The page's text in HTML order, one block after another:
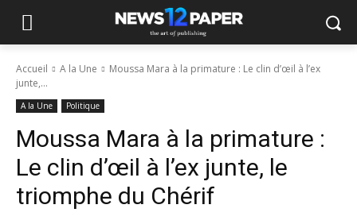
Accueil A la Une
Moussa Mara à la primature : Le clin d’œil à l’ex
junte,...
A la Une Politique
Moussa Mara à la primature :
Le clin d’œil à l’ex junte, le
triomphe du Chérif